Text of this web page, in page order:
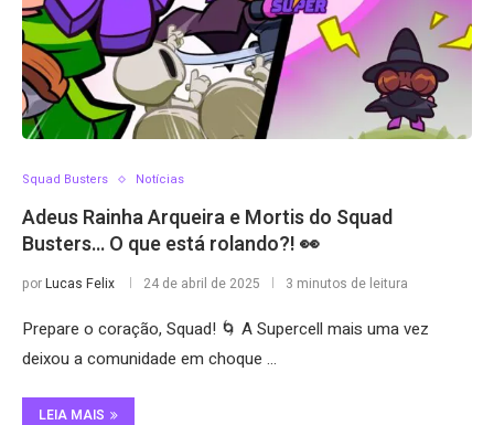
Squad Busters Notícias
Adeus Rainha Arqueira e Mortis do Squad
Busters… O que está rolando?! 👀
porLucas Felix 24 de abril de 2025 3 minutos de leitura
Prepare o coração, Squad! 🌀 A Supercell mais uma vez
deixou a comunidade em choque …
LEIA MAIS